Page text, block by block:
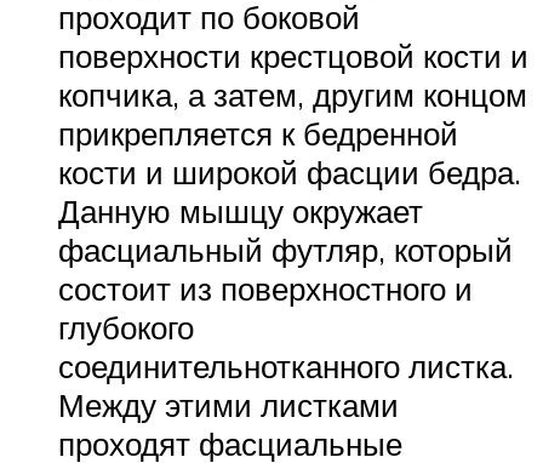
проходит по боковой
поверхности крестцовой кости и
копчика, а затем, другим концом
прикрепляется к бедренной
кости и широкой фасции бедра.
Данную мышцу окружает
фасциальный футляр, который
состоит из поверхностного и
глубокого
соединительнотканного листка.
Между этими листками
проходят фасциальные